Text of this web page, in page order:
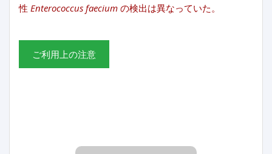
性 Enterococcus faecium の検出は異なっていた。
ご利用上の注意